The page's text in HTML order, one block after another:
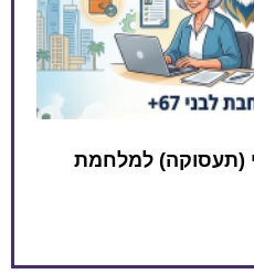
(תעסוקה) למלחמת